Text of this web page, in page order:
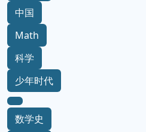
中国
Math
科学
少年时代
数学史